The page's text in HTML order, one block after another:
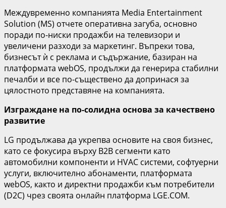
Междувременно компанията Media Entertainment
Solution (MS) отчете оперативна загуба, основно
поради по-ниски продажби на телевизори и
увеличени разходи за маркетинг. Въпреки това,
бизнесът ѝ с реклама и съдържание, базиран на
платформата webOS, продължи да генерира стабилни
печалби и все по-съществено да допринася за
цялостното представяне на компанията.
Изграждане на по-солидна основа за качествено
развитие
LG продължава да укрепва основите на своя бизнес,
като се фокусира върху B2B сегменти като
автомобилни компоненти и HVAC системи, софтуерни
услуги, включително абонаменти, платформата
webOS, както и директни продажби към потребители
(D2C) чрез своята онлайн платформа LGE.COM.